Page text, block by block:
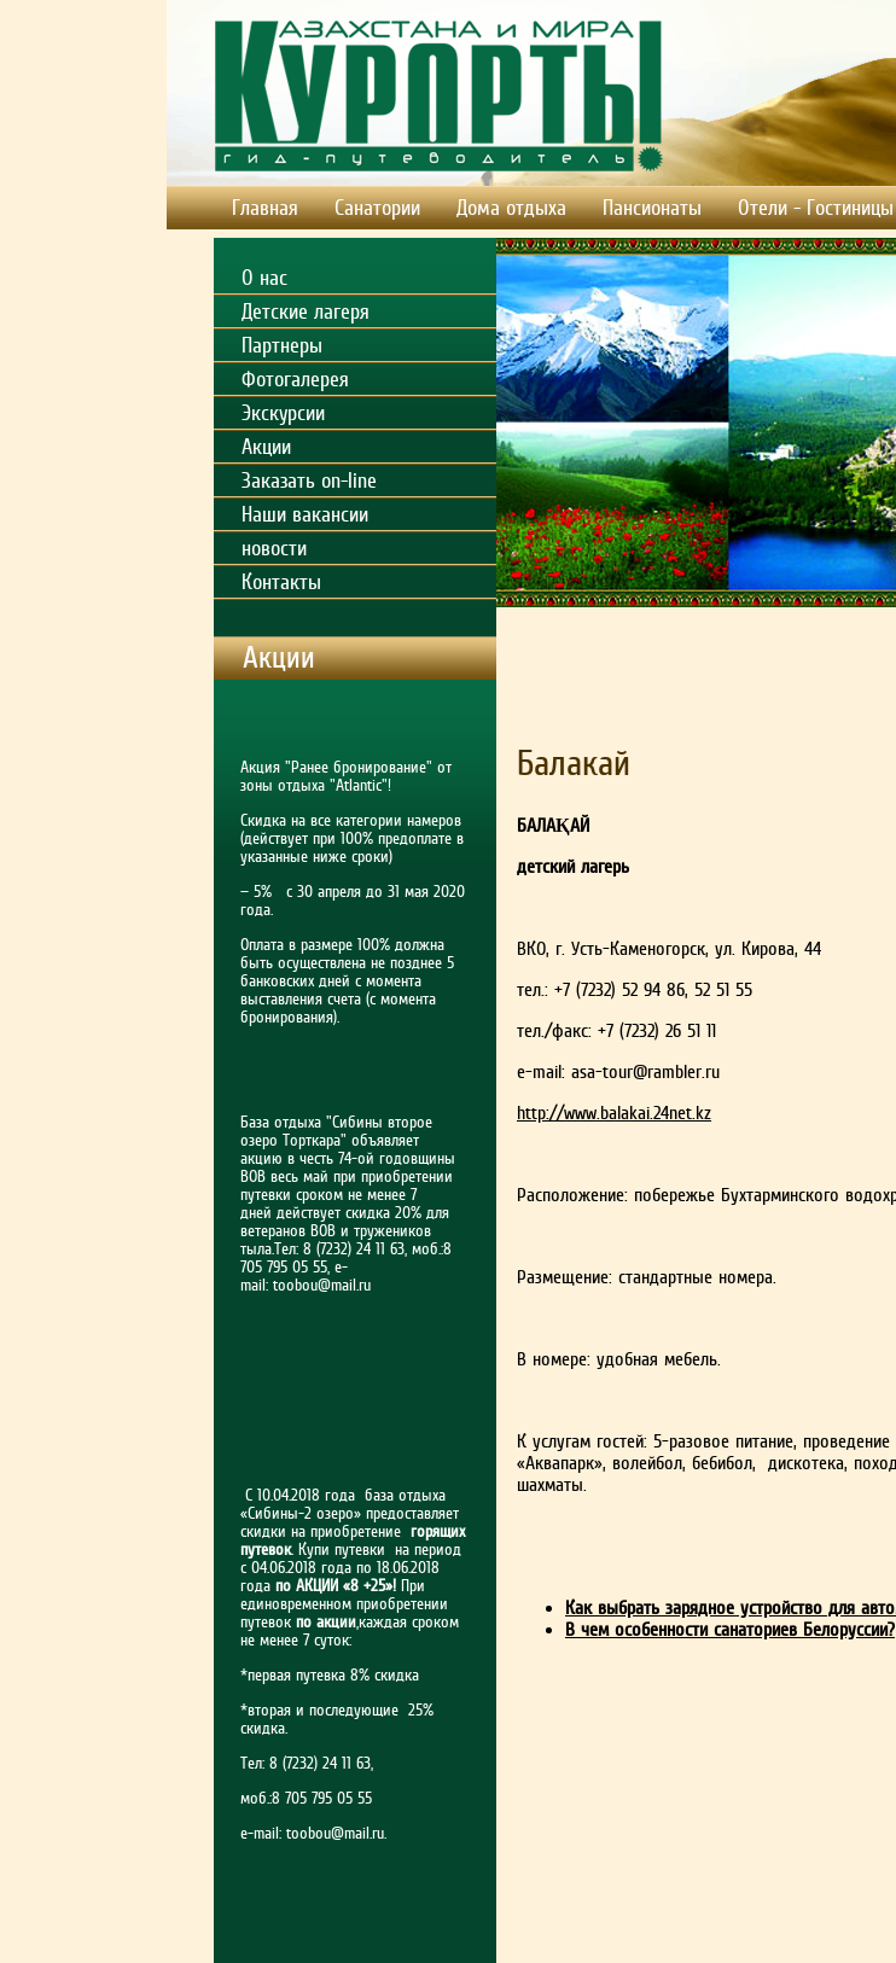
Главная Санатории Дома отдыха Пансионаты Отели - Гостиницы
О нас
Детские лагеря
Партнеры
Фотогалерея
Экскурсии
Акции
Заказать on-line
Наши вакансии
новости
Контакты
Акции
Акция "Ранее бронирование" от
зоны отдыха "Atlantic"!
Скидка на все категории намеров
(действует при 100% предоплате в
указанные ниже сроки)
— 5% с 30 апреля до 31 мая 2020
года.
Оплата в размере 100% должна
быть осуществлена не позднее 5
банковских дней с момента
выставления счета (с момента
бронирования).
База отдыха "Сибины второе
озеро Торткара" объявляет
акцию в честь 74-ой годовщины
ВОВ весь май при приобретении
путевки сроком не менее 7
дней действует скидка 20% для
ветеранов ВОВ и тружеников
тыла.Тел: 8 (7232) 24 11 63, моб.:8
705 795 05 55, e-
mail: toobou@mail.ru
С 10.04.2018 года база отдыха
«Сибины-2 озеро» предоставляет
скидки на приобретение горящих
путевок. Купи путевки на период
с 04.06.2018 года по 18.06.2018
года по АКЦИИ «8 +25»! При
единовременном приобретении
путевок по акции,каждая сроком
не менее 7 суток:
*первая путевка 8% скидка
*вторая и последующие 25%
скидка.
Тел: 8 (7232) 24 11 63,
моб.:8 705 795 05 55
e-mail: toobou@mail.ru.
Балакай
БАЛАҚАЙ
детский лагерь
ВКО, г. Усть-Каменогорск, ул. Кирова, 44
тел.: +7 (7232) 52 94 86, 52 51 55
тел./факс: +7 (7232) 26 51 11
e-mail: asa-tour@rambler.ru
http://www.balakai.24net.kz
Расположение: побережье Бухтарминского
Размещение: стандартные номера.
В номере: удобная мебель.
К услугам гостей: 5-разовое питание,
«Аквапарк», волейбол, бебибол, дискотека,
шахматы.
Как выбрать зарядное устройство для
В чем особенности санаториев Белоруссии?